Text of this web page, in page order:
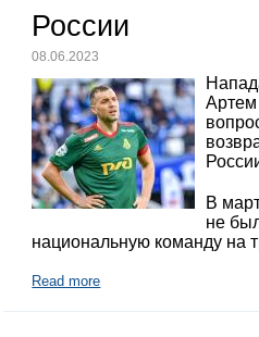
России
08.06.2023
Артем
В
не
национальную команду на
Read more